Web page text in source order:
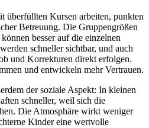
überfüllten Kursen arbeiten, punkten
Betreuung. Die Gruppengrößen
besser auf die einzelnen
schneller sichtbar, und auch
und Korrekturen direkt erfolgen.
und entwickeln mehr Vertrauen.
der soziale Aspekt: In kleinen
schneller, weil sich die
Die Atmosphäre wirkt weniger
Kinder eine wertvolle